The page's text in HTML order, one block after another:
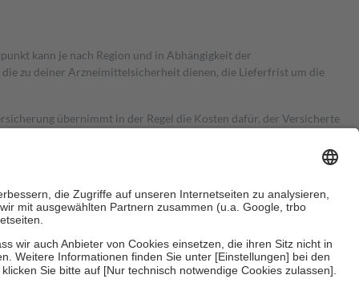
kann je nach Region und in Abhängigkeit der
zu deiner Arzneimittelsicherheit dienen, die Lieferfrist um die
übernimmt in der Regel die Kosten dafür, der Versicherte
Es sind jedoch nie mehr als die tatsächlichen Kosten der Leistung
Zuzahlungen